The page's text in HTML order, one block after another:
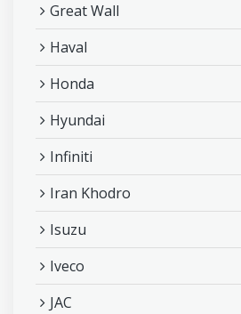
Great Wall
Haval
Honda
Hyundai
Infiniti
Iran Khodro
Isuzu
Iveco
JAC